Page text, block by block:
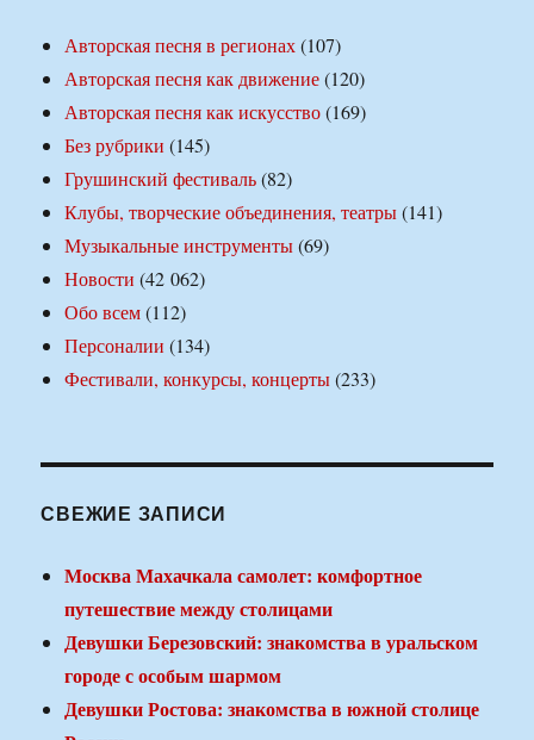
Авторская песня в регионах(107)
Авторская песня как движение(120)
Авторская песня как искусство(169)
Без рубрики (145)
Грушинский фестиваль(82)
Клубы, творческие объединения, театры(141)
Музыкальные инструменты(69)
Новости (42 062)
Обо всем(112)
Персоналии (134)
Фестивали, конкурсы, концерты(233)
СВЕЖИЕ ЗАПИСИ
Москва Махачкала самолет: комфортное
путешествие между столицами
Девушки Березовский: знакомства в уральском
городе с особым шармом
Девушки Ростова: знакомства в южной столице